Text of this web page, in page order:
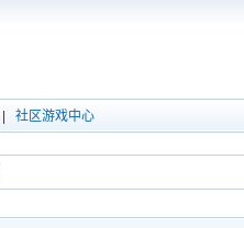
社区游戏中心